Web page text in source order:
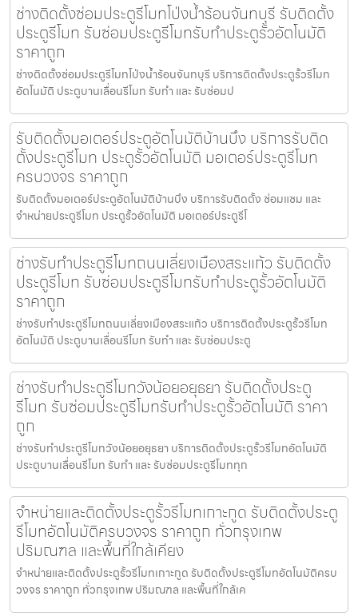
ช่างติดตั้งซ่อมประตูรีโมทโป่งน้ำร้อนจันทบุรี รับติดตั้ง
ประตูรีโมท รับซ่อมประตูรีโมทรับทำประตูรั้วอัตโนมัติ
ราคาถูก
ช่างติดตั้งซ่อมประตูรีโมทโป่งน้ำร้อนจันทบุรี บริการติดตั้งประตูรั้วรีโมท
อัตโนมัติ ประตูบานเลื่อนรีโมท รับทำ และ รับซ่อมป
รับติดตั้งมอเตอร์ประตูอัตโนมัติบ้านบึง บริการรับติด
ตั้งประตูรีโมท ประตูรั้วอัตโนมัติ มอเตอร์ประตูรีโมท
ครบวงจร ราคาถูก
รับติดตั้งมอเตอร์ประตูอัตโนมัติบ้านบึง บริการรับติดตั้ง ซ่อมแซม และ
จำหน่ายประตูรีโมท ประตูรั้วอัตโนมัติ มอเตอร์ประตูรีโ
ช่างรับทำประตูรีโมทถนนเลี่ยงเมืองสระแก้ว รับติดตั้ง
ประตูรีโมท รับซ่อมประตูรีโมทรับทำประตูรั้วอัตโนมัติ
ราคาถูก
ช่างรับทำประตูรีโมทถนนเลี่ยงเมืองสระแก้ว บริการติดตั้งประตูรั้วรีโมท
อัตโนมัติ ประตูบานเลื่อนรีโมท รับทำ และ รับซ่อมประตู
ช่างรับทำประตูรีโมทวังน้อยอยุธยา รับติดตั้งประตู
รีโมท รับซ่อมประตูรีโมทรับทำประตูรั้วอัตโนมัติ ราคา
ถูก
ช่างรับทำประตูรีโมทวังน้อยอยุธยา บริการติดตั้งประตูรั้วรีโมทอัตโนมัติ
ประตูบานเลื่อนรีโมท รับทำ และ รับซ่อมประตูรีโมททุก
จำหน่ายและติดตั้งประตูรั้วรีโมทเกาะกูด รับติดตั้งประตู
รีโมทอัตโนมัติครบวงจร ราคาถูก ทั่วกรุงเทพ
ปริมณฑล และพื้นที่ใกล้เคียง
จำหน่ายและติดตั้งประตูรั้วรีโมทเกาะกูด รับติดตั้งประตูรีโมทอัตโนมัติครบ
วงจร ราคาถูก ทั่วกรุงเทพ ปริมณฑล และพื้นที่ใกล้เค